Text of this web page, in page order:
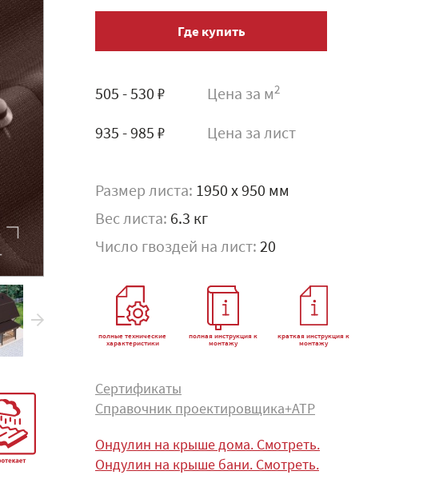
Где купить
505 - 530 ₽ Цена за м2
935 - 985 ₽ Цена за лист
Размер листа: 1950 x 950 мм
Вес листа: 6.3 кг
Число гвоздей на лист: 20
полные технические
характеристики
полная инструкция к
монтажу
краткая инструкция к
монтажу
Сертификаты
Справочник проектировщика+АТР
Ондулин на крыше дома. Смотреть.
Ондулин на крыше бани. Смотреть.